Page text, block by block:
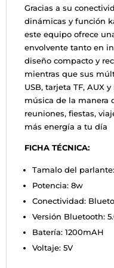
Gracias a su
dinámicas y función
este equipo ofrece
envolvente tanto en
diseño compacto y
mientras que sus
USB, tarjeta TF, AUX
música de la manera
reuniones, fiestas,
más energía a tu día
FICHA TÉCNICA:
Tamalo del
Potencia: 8w
Conectividad:
Versión Bluetooth:
Batería: 1200mAH
Voltaje: 5V